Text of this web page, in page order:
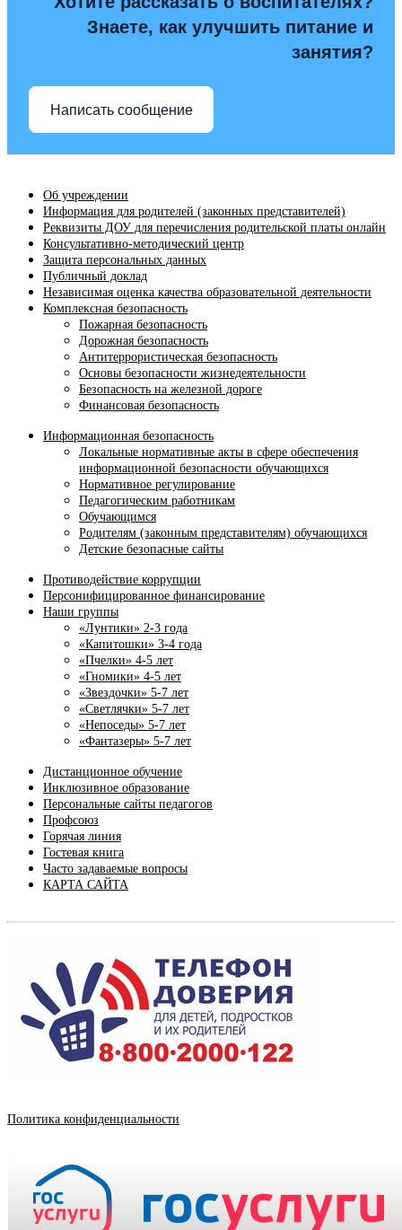
Знаете, как улучшить питание и
занятия?
Написать сообщение
Об учреждении
Информация для родителей (законных представителей)
Реквизиты ДОУ для перечисления родительской платы онлайн
Консультативно-методический центр
Защита персональных данных
Публичный доклад
Независимая оценка качества образовательной деятельности
Комплексная безопасность
Пожарная безопасность
Дорожная безопасность
Антитеррористическая безопасность
Основы безопасности жизнедеятельности
Безопасность на железной дороге
Финансовая безопасность
Информационная безопасность
Локальные нормативные акты в сфере обеспечения
информационной безопасности обучающихся
Нормативное регулирование
Педагогическим работникам
Обучающимся
Родителям (законным представителям) обучающихся
Детские безопасные сайты
Противодействие коррупции
Персонифицированное финансирование
Наши группы
«Лунтики» 2-3 года
«Капитошки» 3-4 года
«Пчелки» 4-5 лет
«Гномики» 4-5 лет
«Звездочки» 5-7 лет
«Светлячки» 5-7 лет
«Непоседы» 5-7 лет
«Фантазеры» 5-7 лет
Дистанционное обучение
Инклюзивное образование
Персональные сайты педагогов
Профсоюз
Горячая линия
Гостевая книга
Часто задаваемые вопросы
КАРТА САЙТА
Политика конфиденциальности